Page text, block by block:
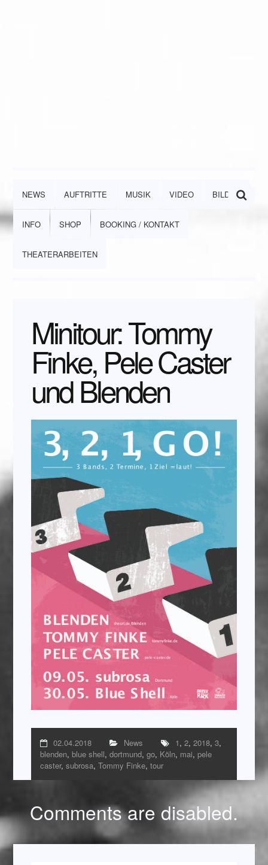
NEWS AUFTRITTE MUSIK VIDEO BILDER
INFO SHOP BOOKING / KONTAKT
THEATERARBEITEN
Minitour: Tommy
Finke, Pele Caster
und Blenden
02.04.2018 News 1,2,2018,3,
blenden,blue shell,dortmund,go, Köln, mai,pele
caster,subrosa,Tommy Finke,tour
Comments are disabled.